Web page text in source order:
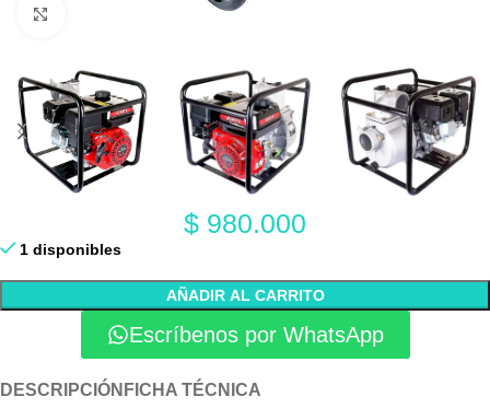
$ 980.000
1 disponibles
AÑADIR AL CARRITO
Escríbenos por WhatsApp
DESCRIPCIÓN FICHA TÉCNICA